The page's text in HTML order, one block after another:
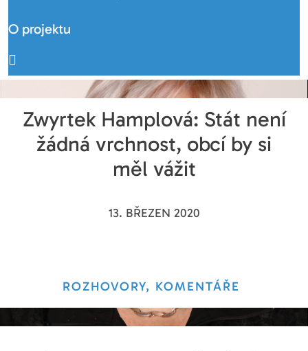
O projektu
Zwyrtek Hamplová: Stát není
žádná vrchnost, obcí by si
měl vážit
13. BŘEZEN 2020
ROZHOVORY, KOMENTÁŘE